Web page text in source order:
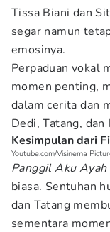
Tissa Biani dan
segar namun
emosinya.
Perpaduan vokal
momen penting,
dalam cerita dan
Dedi, Tatang, dan
Kesimpulan dari
Youtube.com/Visinema
Panggil Aku Ayah
biasa. Sentuhan
dan Tatang
sementara